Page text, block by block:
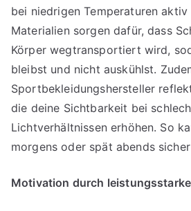
bei niedrigen Temperaturen
Materialien sorgen dafür, dass
Körper wegtransportiert wird,
bleibst und nicht auskühlst.
Sportbekleidungshersteller
die deine Sichtbarkeit bei
Lichtverhältnissen erhöhen. So
morgens oder spät abends
Motivation durch